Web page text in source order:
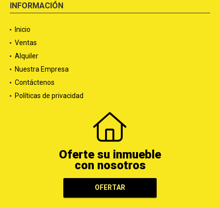
INFORMACIÓN
Inicio
Ventas
Alquiler
Nuestra Empresa
Contáctenos
Políticas de privacidad
Oferte su inmueble
con nosotros
OFERTAR